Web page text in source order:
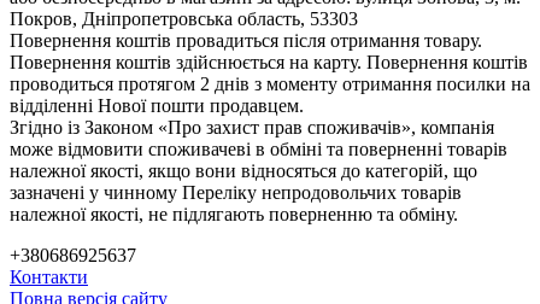
Покров, Дніпропетровська область, 53303
Повернення коштів провадиться після отримання товару.
Повернення коштів здійснюється на карту. Повернення коштів
проводиться протягом 2 днів з моменту отримання посилки на
відділенні Нової пошти продавцем.
Згідно із Законом «Про захист прав споживачів», компанія
може відмовити споживачеві в обміні та поверненні товарів
належної якості, якщо вони відносяться до категорій, що
зазначені у чинному Переліку непродовольчих товарів
належної якості, не підлягають поверненню та обміну.
+380686925637
Контакти
Повна версія сайту